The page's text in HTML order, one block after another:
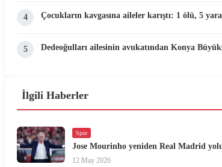
4 Çocukların kavgasına aileler karıştı: 1 ölü, 5
5 Dedeoğulları ailesinin avukatından Konya
İlgili Haberler
Spor
Jose Mourinho yeniden Real Madrid
12 May 2026